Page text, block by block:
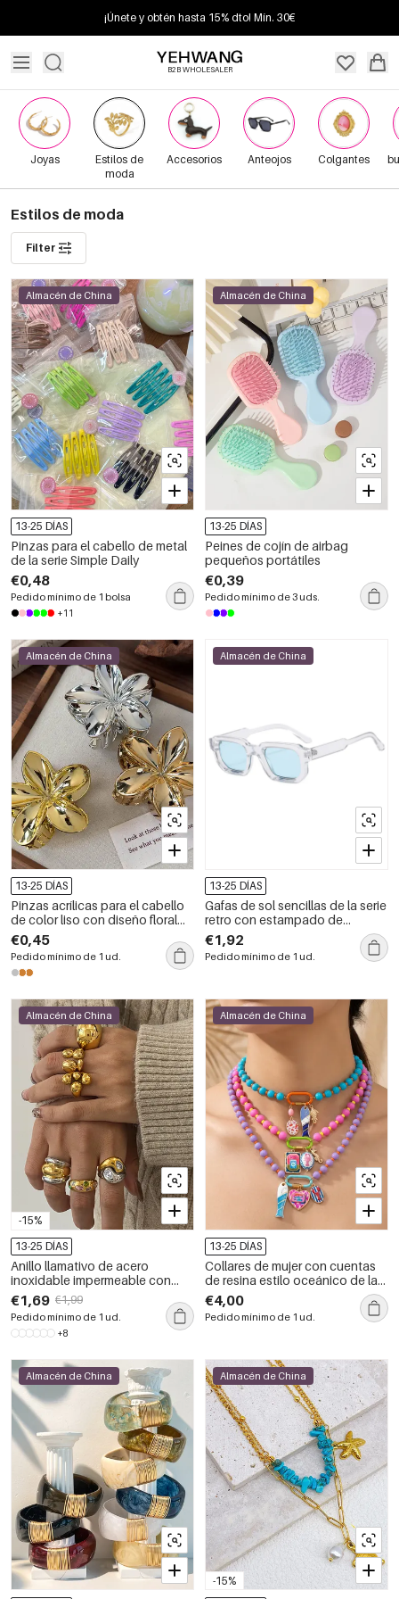
¡Únete y obtén hasta 15% dto! Mín. 30€
B2B WHOLESALER
Joyas
Estilos de
moda
Accesorios Anteojos Colgantes
Estilos de moda
Filter
Almacén de China
13-25 DÍAS
Pinzas para el cabello de metal
de la serie Simple Daily
€0,48
Pedido mínimo de 1 bolsa
+11
Almacén de China
13-25 DÍAS
Peines de cojín de airbag
pequeños portátiles
€0,39
Pedido mínimo de 3 uds.
Almacén de China
13-25 DÍAS
Pinzas acrílicas para el cabello
de color liso con diseño floral
sencillo de la serie Daily Flower
€0,45
Pedido mínimo de 1 ud.
Almacén de China
13-25 DÍAS
Gafas de sol sencillas de la serie
retro con estampado de
leopardo en color liso y
degradado.
€1,92
Pedido mínimo de 1 ud.
-15%
Almacén de China
13-25 DÍAS
Anillo llamativo de acero
inoxidable impermeable con
forma irregular de estilo punk y
color dorado.
€1,69 €1,99
Pedido mínimo de 1 ud.
+8
Almacén de China
13-25 DÍAS
Collares de mujer con cuentas
de resina estilo oceánico de la
serie romántica
&quot;Vacaciones&quot;
€4,00
Pedido mínimo de 1 ud.
Almacén de China
-15%
Almacén de China